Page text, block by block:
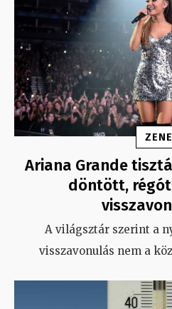
ZENE
Ariana Grande
döntött,
A világsztár szerint a
visszavonulás nem a